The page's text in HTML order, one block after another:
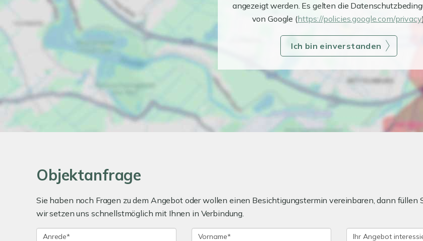
angezeigt werden. Es gelten die
von Google (https://policies.google.com/privacy
Ich bin einverstanden
Objektanfrage
Sie haben noch Fragen zu dem Angebot oder wollen einen Besichtigungstermin vereinbaren, dann füllen
wir setzen uns schnellstmöglich mit Ihnen in Verbindung.